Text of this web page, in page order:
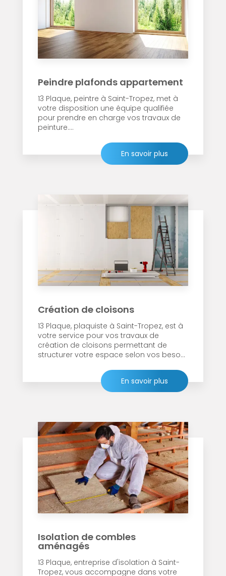
Peindre plafonds appartement
13 Plaque, peintre à Saint-Tropez, met à
votre disposition une équipe qualifiée
pour prendre en charge vos travaux de
peinture....
En savoir plus
Création de cloisons
13 Plaque, plaquiste à Saint-Tropez, est à
votre service pour vos travaux de
création de cloisons permettant de
structurer votre espace selon vos beso...
En savoir plus
Isolation de combles
aménagés
13 Plaque, entreprise d'isolation à Saint-
Tropez, vous accompagne dans votre